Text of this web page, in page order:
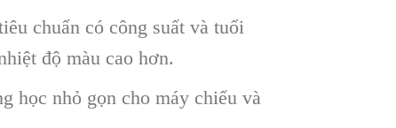
chuẩn có công suất và tuổi
độ màu cao hơn.
học nhỏ gọn cho máy chiếu và